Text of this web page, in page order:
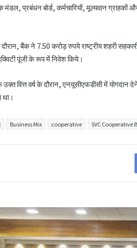
मंडल, प्रबंधन बोर्ड, कर्मचारियों, मूल्यवान
बैंक ने 7.50 करोड़ रुपये राष्ट्रीय शहरी
पूंजी के रूप में निवेश किये।
उक्त वित्त वर्ष के दौरान, एनयूसीएफडीसी में
था।
Business Mix cooperative SVC Cooperative